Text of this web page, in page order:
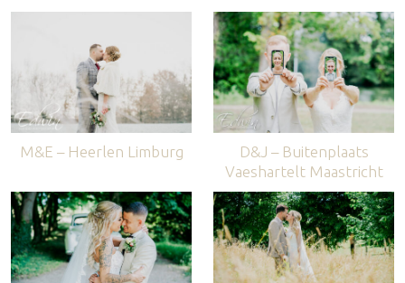
M&E – Heerlen Limburg
D&J – Buitenplaats
Vaeshartelt Maastricht